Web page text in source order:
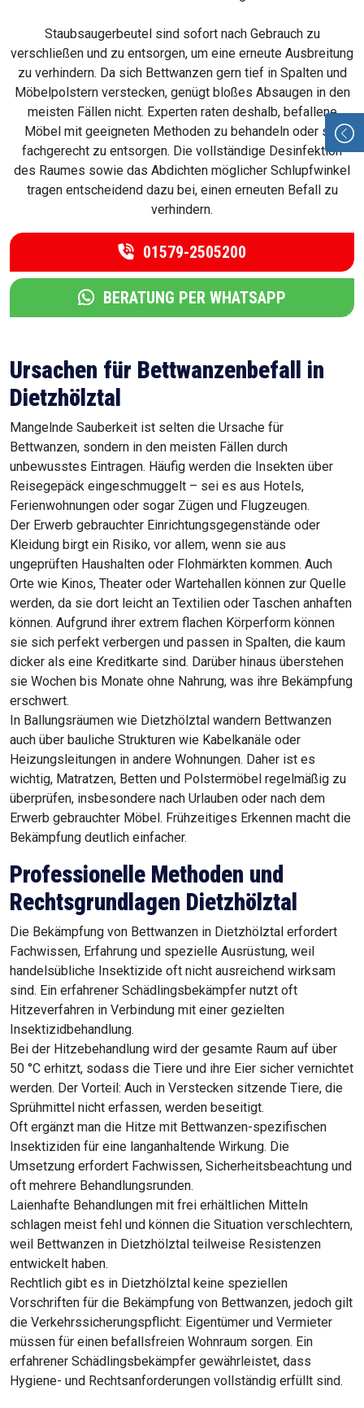
Staubsaugerbeutel sind sofort nach Gebrauch zu
verschließen und zu entsorgen, um eine erneute Ausbreitung
zu verhindern. Da sich Bettwanzen gern tief in Spalten und
Möbelpolstern verstecken, genügt bloßes Absaugen in den
meisten Fällen nicht. Experten raten deshalb, befallene
Möbel mit geeigneten Methoden zu behandeln oder sie
fachgerecht zu entsorgen. Die vollständige Desinfektion
des Raumes sowie das Abdichten möglicher Schlupfwinkel
tragen entscheidend dazu bei, einen erneuten Befall zu
verhindern.
01579-2505200
BERATUNG PER WHATSAPP
Ursachen für Bettwanzenbefall in
Dietzhölztal
Mangelnde Sauberkeit ist selten die Ursache für
Bettwanzen, sondern in den meisten Fällen durch
unbewusstes Eintragen. Häufig werden die Insekten über
Reisegepäck eingeschmuggelt – sei es aus Hotels,
Ferienwohnungen oder sogar Zügen und Flugzeugen.
Der Erwerb gebrauchter Einrichtungsgegenstände oder
Kleidung birgt ein Risiko, vor allem, wenn sie aus
ungeprüften Haushalten oder Flohmärkten kommen. Auch
Orte wie Kinos, Theater oder Wartehallen können zur Quelle
werden, da sie dort leicht an Textilien oder Taschen anhaften
können. Aufgrund ihrer extrem flachen Körperform können
sie sich perfekt verbergen und passen in Spalten, die kaum
dicker als eine Kreditkarte sind. Darüber hinaus überstehen
sie Wochen bis Monate ohne Nahrung, was ihre Bekämpfung
erschwert.
In Ballungsräumen wie Dietzhölztal wandern Bettwanzen
auch über bauliche Strukturen wie Kabelkanäle oder
Heizungsleitungen in andere Wohnungen. Daher ist es
wichtig, Matratzen, Betten und Polstermöbel regelmäßig zu
überprüfen, insbesondere nach Urlauben oder nach dem
Erwerb gebrauchter Möbel. Frühzeitiges Erkennen macht die
Bekämpfung deutlich einfacher.
Professionelle Methoden und
Rechtsgrundlagen Dietzhölztal
Die Bekämpfung von Bettwanzen in Dietzhölztal erfordert
Fachwissen, Erfahrung und spezielle Ausrüstung, weil
handelsübliche Insektizide oft nicht ausreichend wirksam
sind. Ein erfahrener Schädlingsbekämpfer nutzt oft
Hitzeverfahren in Verbindung mit einer gezielten
Insektizidbehandlung.
Bei der Hitzebehandlung wird der gesamte Raum auf über
50 °C erhitzt, sodass die Tiere und ihre Eier sicher vernichtet
werden. Der Vorteil: Auch in Verstecken sitzende Tiere, die
Sprühmittel nicht erfassen, werden beseitigt.
Oft ergänzt man die Hitze mit Bettwanzen-spezifischen
Insektiziden für eine langanhaltende Wirkung. Die
Umsetzung erfordert Fachwissen, Sicherheitsbeachtung und
oft mehrere Behandlungsrunden.
Laienhafte Behandlungen mit frei erhältlichen Mitteln
schlagen meist fehl und können die Situation verschlechtern,
weil Bettwanzen in Dietzhölztal teilweise Resistenzen
entwickelt haben.
Rechtlich gibt es in Dietzhölztal keine speziellen
Vorschriften für die Bekämpfung von Bettwanzen, jedoch gilt
die Verkehrssicherungspflicht: Eigentümer und Vermieter
müssen für einen befallsfreien Wohnraum sorgen. Ein
erfahrener Schädlingsbekämpfer gewährleistet, dass
Hygiene- und Rechtsanforderungen vollständig erfüllt sind.